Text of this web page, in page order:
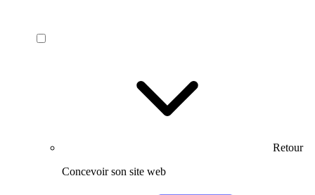
Retour
Concevoir son site web